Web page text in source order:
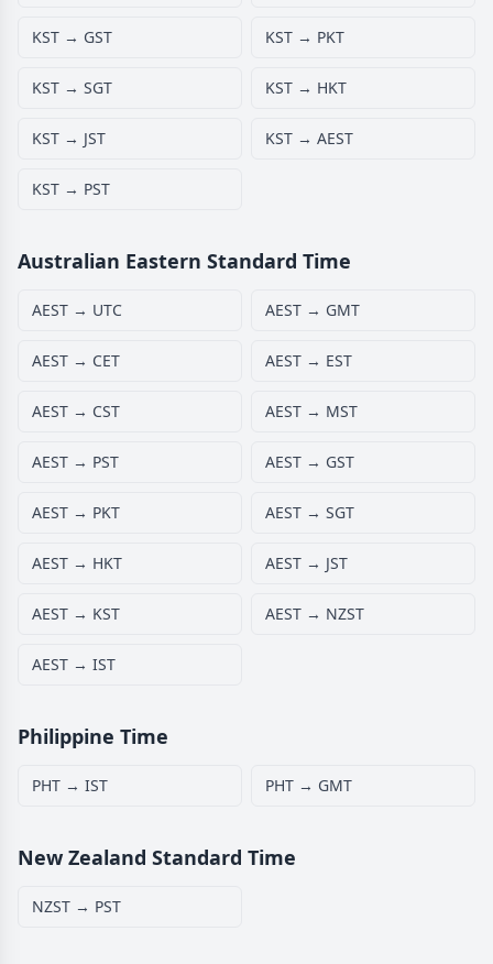
KST → GST KST → PKT
KST → SGT KST → HKT
KST → JST KST → AEST
KST → PST
Australian Eastern Standard Time
AEST → UTC AEST → GMT
AEST → CET AEST → EST
AEST → CST AEST → MST
AEST → PST AEST → GST
AEST → PKT AEST → SGT
AEST → HKT AEST → JST
AEST → KST AEST → NZST
AEST → IST
Philippine Time
PHT → IST PHT → GMT
New Zealand Standard Time
NZST → PST